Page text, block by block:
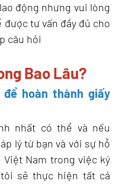
động nhưng vui lòng
được tư vấn đầy đủ cho
câu hỏi
Bao Lâu?
hoàn thành giấy
nhất có thể và nếu
lý từ bạn và với sự hỗ
Nam trong việc ký
sẽ thực hiện tất cả